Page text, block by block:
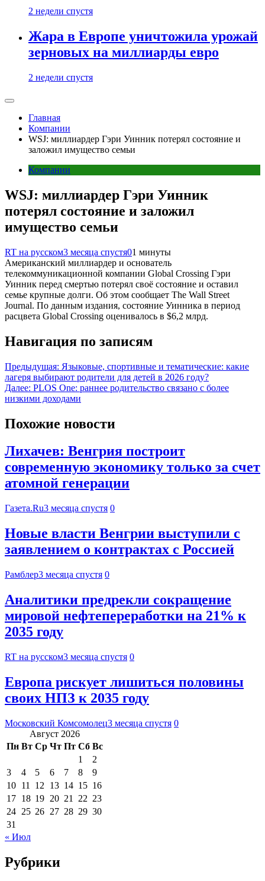
2 недели спустя
Жара в Европе уничтожила урожай
зерновых на миллиарды евро
2 недели спустя
Главная
Компании
WSJ: миллиардер Гэри Уинник потерял состояние и
заложил имущество семьи
Компании
WSJ: миллиардер Гэри Уинник
потерял состояние и заложил
имущество семьи
RT на русском3 месяца спустя01 минуты
Американский миллиардер и основатель
телекоммуникационной компании Global Crossing Гэри
Уинник перед смертью потерял своё состояние и оставил
семье крупные долги. Об этом сообщает The Wall Street
Journal. По данным издания, состояние Уинника в период
расцвета Global Crossing оценивалось в $6,2 млрд.
Навигация по записям
Предыдущая: Языковые, спортивные и тематические: какие
лагеря выбирают родители для детей в 2026 году?
Далее: PLOS One: раннее родительство связано с более
низкими доходами
Похожие новости
Лихачев: Венгрия построит
современную экономику только за счет
атомной генерации
Газета.Ru3 месяца спустя 0
Новые власти Венгрии выступили с
заявлением о контрактах с Россией
Рамблер3 месяца спустя 0
Аналитики предрекли сокращение
мировой нефтепереработки на 21% к
2035 году
RT на русском3 месяца спустя 0
Европа рискует лишиться половины
своих НПЗ к 2035 году
Московский Комсомолец3 месяца спустя 0
Август 2026
Пн Вт Ср Чт Пт Сб Вс
1
2
3
4 5 6 7 8
9
10 11 12 13 14 15 16
17 18 19 20 21 22 23
24 25 26 27 28 29 30
31
« Июл
Рубрики